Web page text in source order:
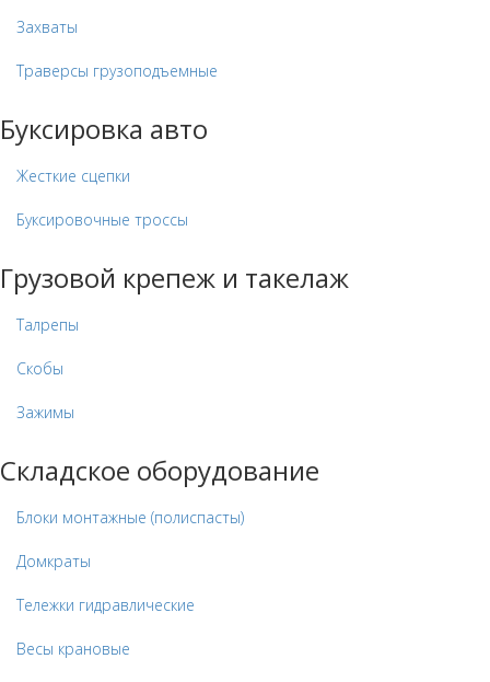
Захваты
Траверсы грузоподъемные
Буксировка авто
Жесткие сцепки
Буксировочные троссы
Грузовой крепеж и такелаж
Талрепы
Скобы
Зажимы
Складское оборудование
Блоки монтажные (полиспасты)
Домкраты
Тележки гидравлические
Весы крановые